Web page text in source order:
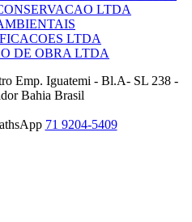
LTDA
LTDA
DE OBRA LTDA
Emp. Iguatemi - Bl.A- SL 238 -
Bahia Brasil
71 9204-5409